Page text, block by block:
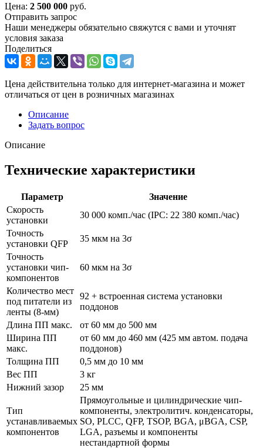
Цена: 2 500 000 руб.
Отправить запрос
Наши менеджеры обязательно свяжутся с вами и уточнят
условия заказа
Поделиться
Цена действительна только для интернет-магазина и может
отличаться от цен в розничных магазинах
Описание
Задать вопрос
Описание
Технические характеристики
Параметр
Значение
Скорость
установки
30 000 комп./час (IPC: 22 380 комп./час)
Точность
установки QFP
35 мкм на 3σ
Точность
установки чип-
компонентов
60 мкм на 3σ
Количество мест
под питатели из
ленты (8-мм)
92 + встроенная система установки
поддонов
Длина ПП макс.
от 60 мм до 500 мм
Ширина ПП
макс.
от 60 мм до 460 мм (425 мм автом. подача
поддонов)
Толщина ПП
0,5 мм до 10 мм
Вес ПП
3 кг
Нижний зазор
25 мм
Тип
устанавливаемых
компонентов
Прямоугольные и цилиндрические чип-
компоненты, электролитич. конденсаторы,
SO, PLCC, QFP, TSOP, BGA, μBGA, CSP,
LGA, разъемы и компоненты
нестандартной формы